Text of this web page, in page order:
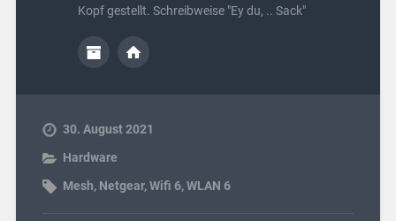
Kopf gestellt. Schreibweise "Ey du, .. Sack"
30. August 2021
Hardware
Mesh, Netgear,Wifi 6,WLAN 6